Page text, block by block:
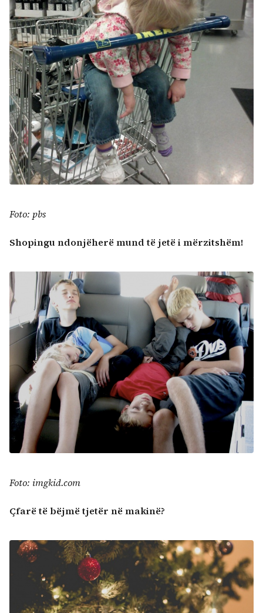
Foto: pbs
Shopingu ndonjëherë mund të jetë i mërzitshëm!
Foto: imgkid.com
Çfarë të bëjmë tjetër në makinë?